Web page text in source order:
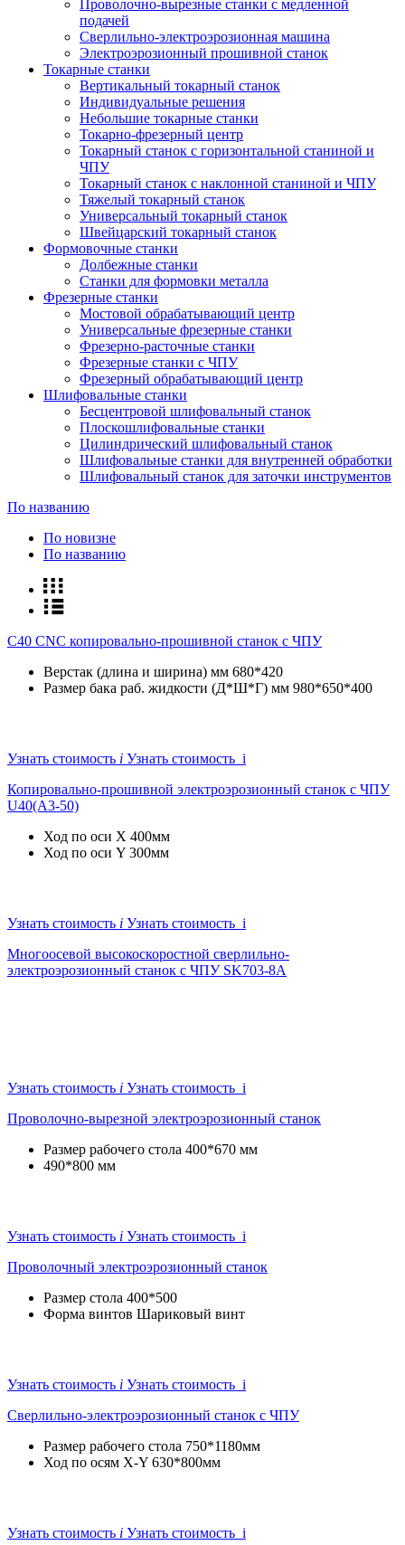
Проволочно-вырезные станки с медленной
подачей
Сверлильно-электроэрозионная машина
Электроэрозионный прошивной станок
Токарные станки
Вертикальный токарный станок
Индивидуальные решения
Небольшие токарные станки
Токарно-фрезерный центр
Токарный станок с горизонтальной станиной и
ЧПУ
Токарный станок с наклонной станиной и ЧПУ
Тяжелый токарный станок
Универсальный токарный станок
Швейцарский токарный станок
Формовочные станки
Долбежные станки
Станки для формовки металла
Фрезерные станки
Мостовой обрабатывающий центр
Универсальные фрезерные станки
Фрезерно-расточные станки
Фрезерные станки с ЧПУ
Фрезерный обрабатывающий центр
Шлифовальные станки
Беcцентровой шлифовальный станок
Плоскошлифовальные станки
Цилиндрический шлифовальный станок
Шлифовальные станки для внутренней обработки
Шлифовальный станок для заточки инструментов
По названию
По новизне
По названию
C40 CNC копировально-прошивной станок с ЧПУ
Верстак (длина и ширина) мм 680*420
Размер бака раб. жидкости (Д*Ш*Г) мм 980*650*400
Узнать стоимость i Узнать стоимость i
Копировально-прошивной электроэрозионный станок с ЧПУ
U40(A3-50)
Ход по оси X 400мм
Ход по оси Y 300мм
Узнать стоимость i Узнать стоимость i
Многоосевой высокоскоростной сверлильно-
электроэрозионный станок с ЧПУ SK703-8A
Узнать стоимость i Узнать стоимость i
Проволочно-вырезной электроэрозионный станок
Размер рабочего стола 400*670 мм
490*800 мм
Узнать стоимость i Узнать стоимость i
Проволочный электроэрозионный станок
Размер стола 400*500
Форма винтов Шариковый винт
Узнать стоимость i Узнать стоимость i
Сверлильно-электроэрозионный станок с ЧПУ
Размер рабочего стола 750*1180мм
Ход по осям X-Y 630*800мм
Узнать стоимость i Узнать стоимость i